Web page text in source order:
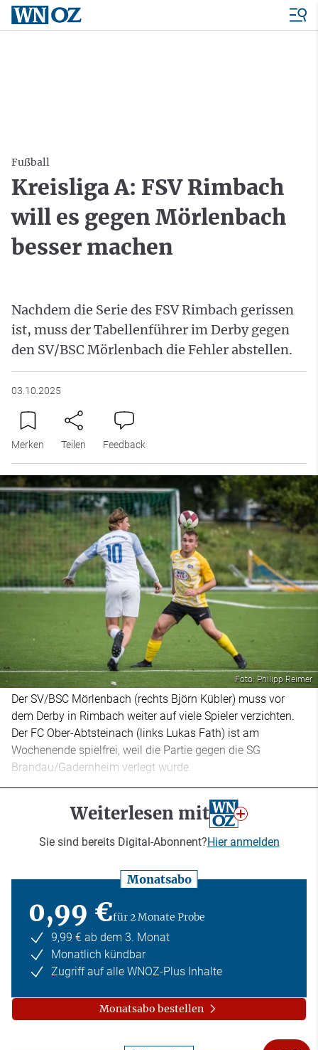
Fußball
Kreisliga A: FSV Rimbach
will es gegen Mörlenbach
besser machen
Nachdem die Serie des FSV Rimbach gerissen
ist, muss der Tabellenführer im Derby gegen
den SV/BSC Mörlenbach die Fehler abstellen.
03.10.2025
Merken Teilen Feedback
Foto: Philipp Reimer
Der SV/BSC Mörlenbach (rechts Björn Kübler) muss vor
dem Derby in Rimbach weiter auf viele Spieler verzichten.
Der FC Ober-Abtsteinach (links Lukas Fath) ist am
Wochenende spielfrei, weil die Partie gegen die SG
Brandau/Gadernheim verlegt wurde.
Weiterlesen mit
Sie sind bereits Digital-Abonnent?Hier anmelden
Monatsabo
0,99 €für 2 Monate Probe
9,99 € ab dem 3. Monat
Monatlich kündbar
Zugriff auf alle WNOZ-Plus Inhalte
Monatsabo bestellen